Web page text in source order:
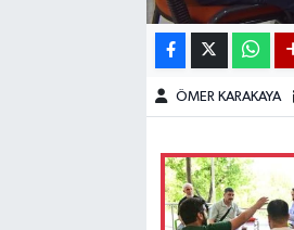
ÖMER KARAKAYA